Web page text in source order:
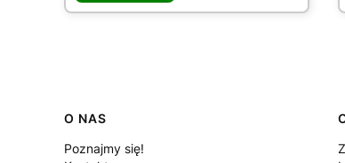
Linki w stopce
O NAS
Poznajmy się!